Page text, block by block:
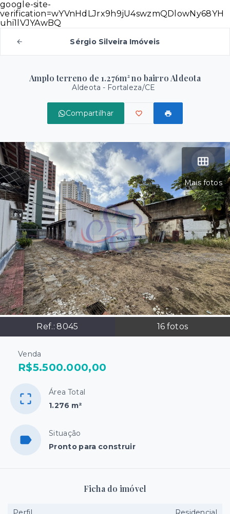
google-site-
verification=wYVnHdLJrx9h9jU4swzmQDlowNy68YH
uhi1lVJYAwBQ
Sérgio Silveira Imóveis
Amplo terreno de 1.276m² no bairro Aldeota
Aldeota - Fortaleza/CE
Compartilhar
Mais fotos
Ref.:8045 16 fotos
Venda
R$5.500.000,00
Área Total
1.276 m²
Situação
Pronto para construir
Ficha do imóvel